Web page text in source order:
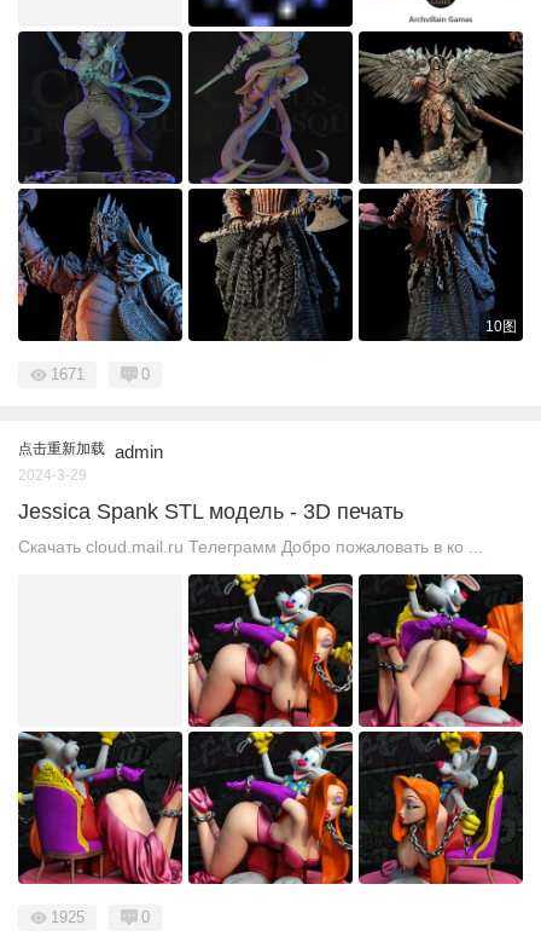
10图
1671 0
点击重新加载 admin
2024-3-29
Jessica Spank STL модель - 3D печать
Скачать cloud.mail.ru Телеграмм Добро пожаловать в ко ...
1925 0